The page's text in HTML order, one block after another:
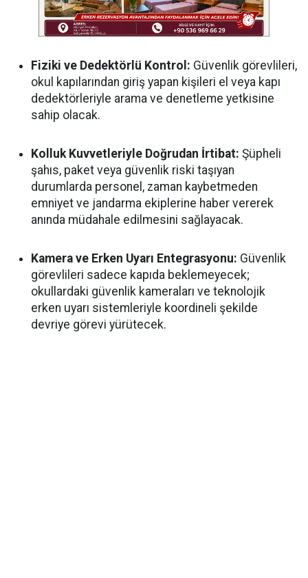
Fiziki ve Dedektörlü Kontrol: Güvenlik görevlileri,
okul kapılarından giriş yapan kişileri el veya kapı
dedektörleriyle arama ve denetleme yetkisine
sahip olacak.
Kolluk Kuvvetleriyle Doğrudan İrtibat: Şüpheli
şahıs, paket veya güvenlik riski taşıyan
durumlarda personel, zaman kaybetmeden
emniyet ve jandarma ekiplerine haber vererek
anında müdahale edilmesini sağlayacak.
Kamera ve Erken Uyarı Entegrasyonu: Güvenlik
görevlileri sadece kapıda beklemeyecek;
okullardaki güvenlik kameraları ve teknolojik
erken uyarı sistemleriyle koordineli şekilde
devriye görevi yürütecek.